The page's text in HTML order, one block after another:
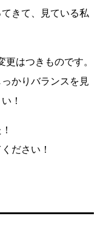
きて、見ている私
はつきものです。
かりバランスを見
！
ださい！